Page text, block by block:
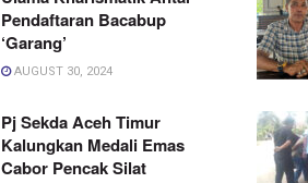
Pendaftaran Bacabup
‘Garang’
AUGUST 30, 2024
Pj Sekda Aceh Timur
Kalungkan Medali Emas
Cabor Pencak Silat